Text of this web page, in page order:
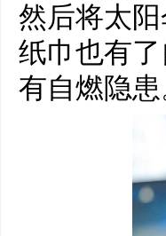
然后将太
纸巾也有
有自燃隐患